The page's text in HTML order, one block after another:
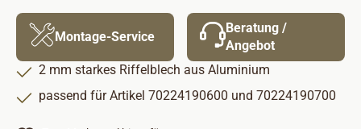
Montage-Service
Beratung /
Angebot
2 mm starkes Riffelblech aus Aluminium
passend für Artikel 70224190600 und 70224190700